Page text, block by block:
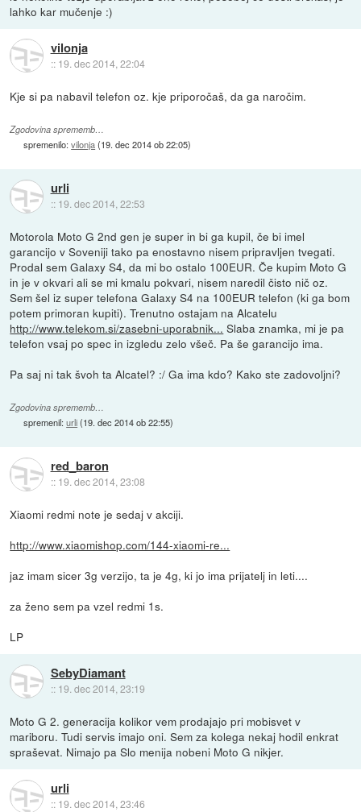
lahko kar mučenje :)
vilonja
:: 19. dec 2014, 22:04
Kje si pa nabavil telefon oz. kje priporočaš, da ga naročim.
Zgodovina sprememb…
spremenilo:vilonja(19. dec 2014 ob 22:05)
urli
:: 19. dec 2014, 22:53
Motorola Moto G 2nd gen je super in bi ga kupil, če bi imel
garancijo v Soveniji tako pa enostavno nisem pripravljen tvegati.
Prodal sem Galaxy S4, da mi bo ostalo 100EUR. Če kupim Moto G
in je v okvari ali se mi kmalu pokvari, nisem naredil čisto nič oz.
Sem šel iz super telefona Galaxy S4 na 100EUR telefon (ki ga bom
potem primoran kupiti). Trenutno ostajam na Alcatelu
http://www.telekom.si/zasebni-uporabnik... Slaba znamka, mi je pa
telefon vsaj po spec in izgledu zelo všeč. Pa še garancijo ima.
Pa saj ni tak švoh ta Alcatel? :/ Ga ima kdo? Kako ste zadovoljni?
Zgodovina sprememb…
spremenil:urli(19. dec 2014 ob 22:55)
red_baron
:: 19. dec 2014, 23:08
Xiaomi redmi note je sedaj v akciji.
http://www.xiaomishop.com/144-xiaomi-re...
jaz imam sicer 3g verzijo, ta je 4g, ki jo ima prijatelj in leti....
za ženo sem pa vzel redmi 1s.
LP
SebyDiamant
:: 19. dec 2014, 23:19
Moto G 2. generacija kolikor vem prodajajo pri mobisvet v
mariboru. Tudi servis imajo oni. Sem za kolega nekaj hodil enkrat
spraševat. Nimajo pa Slo menija nobeni Moto G nikjer.
urli
:: 19. dec 2014, 23:46